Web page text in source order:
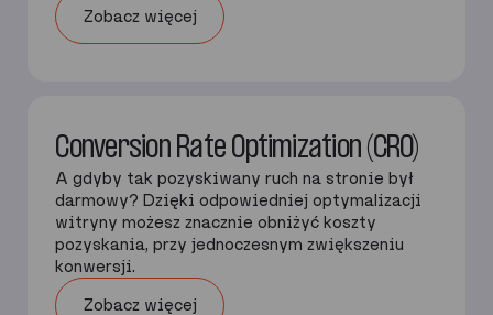
Zobacz więcej
Conversion Rate Optimization (CRO)
A gdyby tak pozyskiwany ruch na stronie był
darmowy? Dzięki odpowiedniej optymalizacji
witryny możesz znacznie obniżyć koszty
pozyskania, przy jednoczesnym zwiększeniu
konwersji.
Zobacz więcej